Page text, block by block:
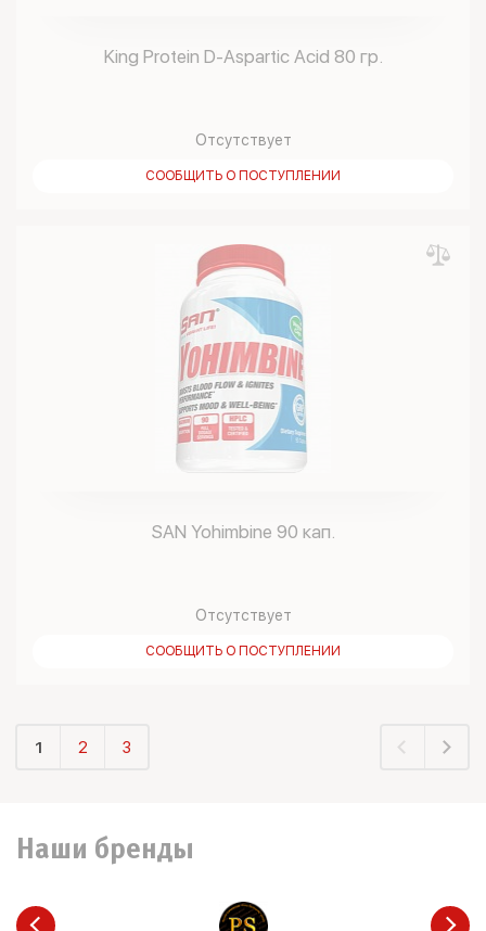
King Protein D-Aspartic Acid 80 гр.
Отсутствует
СООБЩИТЬ О ПОСТУПЛЕНИИ
SAN Yohimbine 90 кап.
Отсутствует
СООБЩИТЬ О ПОСТУПЛЕНИИ
1 2 3
Наши бренды